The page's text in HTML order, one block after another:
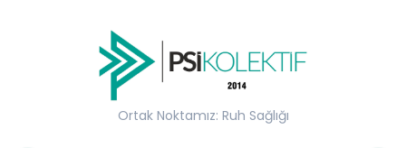
Ortak Noktamız: Ruh Sağlığı